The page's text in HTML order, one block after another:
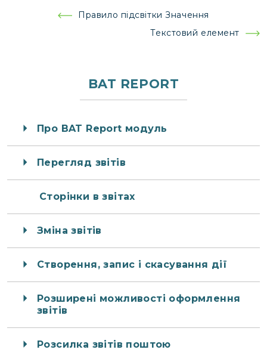
Навігація
Правило підсвітки Значення
Текстовий елемент
BAT REPORT
Про BAT Report модуль
Перегляд звітів
Сторінки в звітах
Зміна звітів
Створення, запис і скасування дії
Розширені можливості оформлення
звітів
Розсилка звітів поштою